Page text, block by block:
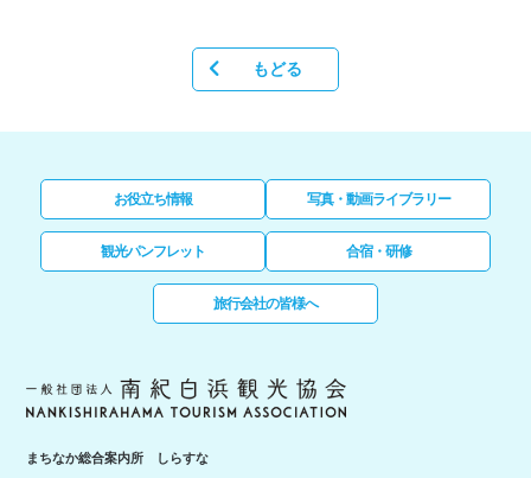
もどる
お役立ち情報 写真・動画ライブラリー
観光パンフレット 合宿・研修
旅行会社の皆様へ
まちなか総合案内所 しらすな